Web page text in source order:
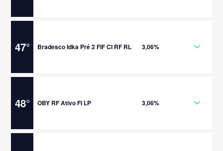
47° Bradesco Idka Pré 2 FIF CI RF RL 3,06%
48° OBY RF Ativo FI LP 3,06%